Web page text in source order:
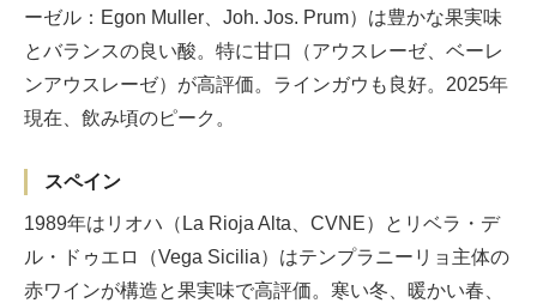
ーゼル：Egon Muller、Joh. Jos. Prum）は豊かな果実味
とバランスの良い酸。特に甘口（アウスレーゼ、ベーレ
ンアウスレーゼ）が高評価。ラインガウも良好。2025年
現在、飲み頃のピーク。
スペイン
1989年はリオハ（La Rioja Alta、CVNE）とリベラ・デ
ル・ドゥエロ（Vega Sicilia）はテンプラニーリョ主体の
赤ワインが構造と果実味で高評価。寒い冬、暖かい春、